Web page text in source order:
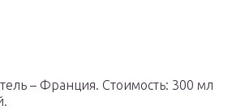
– Франция. Стоимость: 300 мл